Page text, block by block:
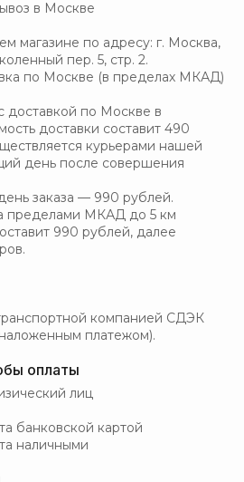
в Москве
магазине по адресу: г. Москва,
пер. 5, стр. 2.
по Москве (в пределах МКАД)
доставкой по Москве в
доставки составит 490
курьерами нашей
день после совершения
заказа — 990 рублей.
пределами МКАД до 5 км
990 рублей, далее
компанией СДЭК
платежом).
оплаты
лиц
банковской картой
наличными